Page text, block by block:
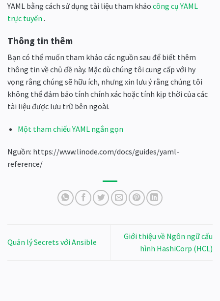
YAML bằng cách sử dụng tài liệu tham khảo công cụ YAML
trực tuyến .
Thông tin thêm
Bạn có thể muốn tham khảo các nguồn sau để biết thêm
thông tin về chủ đề này. Mặc dù chúng tôi cung cấp với hy
vọng rằng chúng sẽ hữu ích, nhưng xin lưu ý rằng chúng tôi
không thể đảm bảo tính chính xác hoặc tính kịp thời của các
tài liệu được lưu trữ bên ngoài.
Một tham chiếu YAML ngắn gọn
Nguồn: https://www.linode.com/docs/guides/yaml-
reference/
Quản lý Secrets với Ansible
Giới thiệu về Ngôn ngữ cấu
hình HashiCorp (HCL)